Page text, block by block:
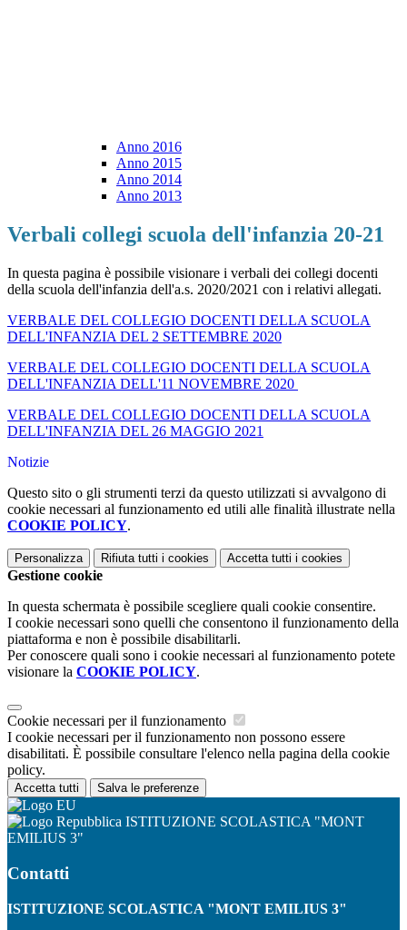
Anno 2016
Anno 2015
Anno 2014
Anno 2013
Verbali collegi scuola dell'infanzia 20-21
In questa pagina è possibile visionare i verbali dei collegi docenti
della scuola dell'infanzia dell'a.s. 2020/2021 con i relativi allegati.
VERBALE DEL COLLEGIO DOCENTI DELLA SCUOLA
DELL'INFANZIA DEL 2 SETTEMBRE 2020
VERBALE DEL COLLEGIO DOCENTI DELLA SCUOLA
DELL'INFANZIA DELL'11 NOVEMBRE 2020
VERBALE DEL COLLEGIO DOCENTI DELLA SCUOLA
DELL'INFANZIA DEL 26 MAGGIO 2021
Notizie
Questo sito o gli strumenti terzi da questo utilizzati si avvalgono di
cookie necessari al funzionamento ed utili alle finalità illustrate nella
COOKIE POLICY.
Personalizza Rifiuta tutti i cookies Accetta tutti i cookies
Gestione cookie
In questa schermata è possibile scegliere quali cookie consentire.
I cookie necessari sono quelli che consentono il funzionamento della
piattaforma e non è possibile disabilitarli.
Per conoscere quali sono i cookie necessari al funzionamento potete
visionare la COOKIE POLICY.
Cookie necessari per il funzionamento
I cookie necessari per il funzionamento non possono essere
disabilitati. È possibile consultare l'elenco nella pagina della cookie
policy.
Accetta tutti Salva le preferenze
ISTITUZIONE SCOLASTICA "MONT
EMILIUS 3"
Contatti
ISTITUZIONE SCOLASTICA "MONT EMILIUS 3"